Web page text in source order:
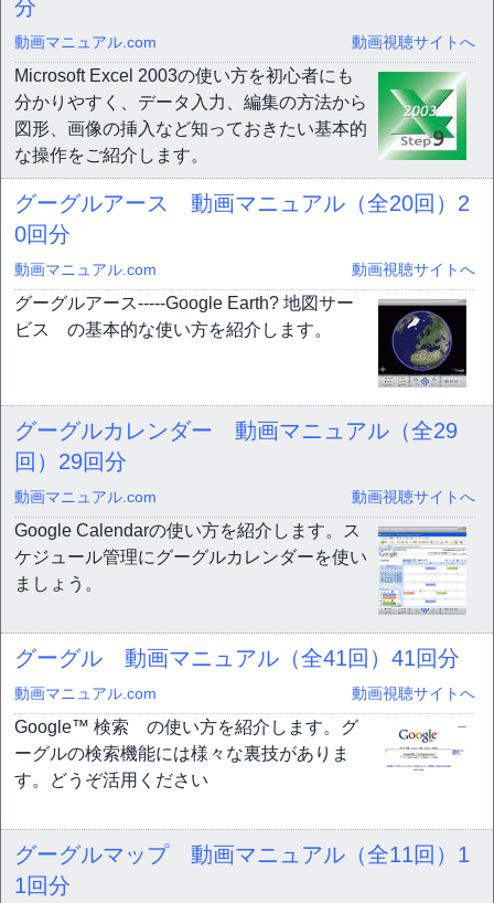
分
動画マニュアル.com 動画視聴サイトへ
Microsoft Excel 2003の使い方を初心者にも
分かりやすく、データ入力、編集の方法から
図形、画像の挿入など知っておきたい基本的
な操作をご紹介します。
グーグルアース 動画マニュアル（全20回） 2
0回分
動画マニュアル.com 動画視聴サイトへ
グーグルアース-----Google Earth? 地図サー
ビス の基本的な使い方を紹介します。
グーグルカレンダー 動画マニュアル（全29
回） 29回分
動画マニュアル.com 動画視聴サイトへ
Google Calendarの使い方を紹介します。ス
ケジュール管理にグーグルカレンダーを使い
ましょう。
グーグル 動画マニュアル（全41回） 41回分
動画マニュアル.com 動画視聴サイトへ
Google™ 検索 の使い方を紹介します。グ
ーグルの検索機能には様々な裏技がありま
す。どうぞ活用ください
グーグルマップ 動画マニュアル（全11回） 1
1回分